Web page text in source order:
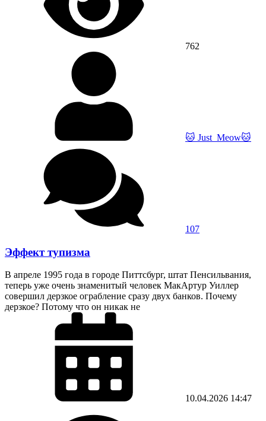
762
🐱 Just_Meow🐱
107
Эффект тупизма
В апреле 1995 года в городе Питтсбург, штат Пенсильвания,
теперь уже очень знаменитый человек МакАртур Уиллер
совершил дерзкое ограбление сразу двух банков. Почему
дерзкое? Потому что он никак не
10.04.2026 14:47